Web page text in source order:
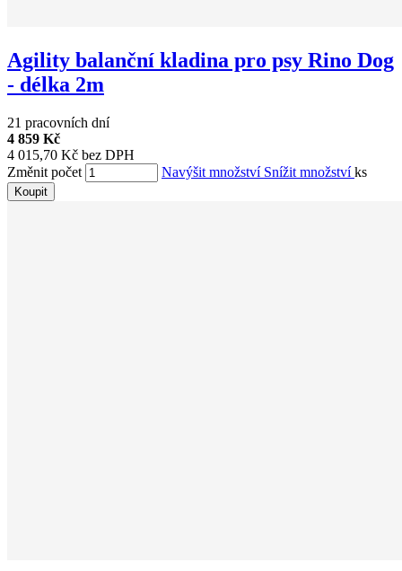
Agility balanční kladina pro psy Rino Dog
- délka 2m
21 pracovních dní
4 859 Kč
4 015,70 Kč bez DPH
Změnit počet
Navýšit množství Snížit množstvíks
Koupit